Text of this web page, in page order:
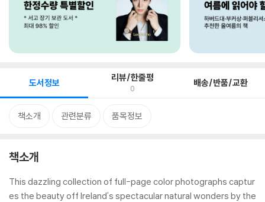
도서정보 리뷰/한줄평
0 배송/반품/교환
책소개 관련분류 품목정보
책소개
This dazzling collection of full-page color photographs captur
es the beauty off Ireland's spectacular natural wonders by the